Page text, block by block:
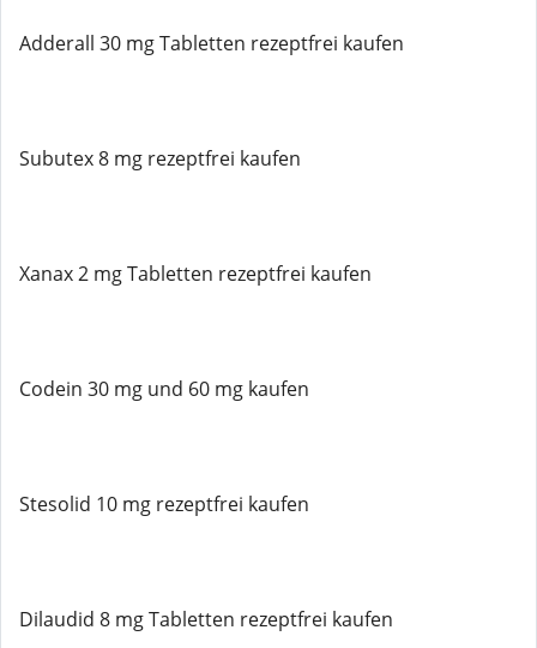
Adderall 30 mg Tabletten rezeptfrei kaufen
Subutex 8 mg rezeptfrei kaufen
Xanax 2 mg Tabletten rezeptfrei kaufen
Codein 30 mg und 60 mg kaufen
Stesolid 10 mg rezeptfrei kaufen
Dilaudid 8 mg Tabletten rezeptfrei kaufen